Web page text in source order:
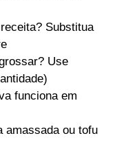
Substitua
Use
funciona em
amassada ou tofu